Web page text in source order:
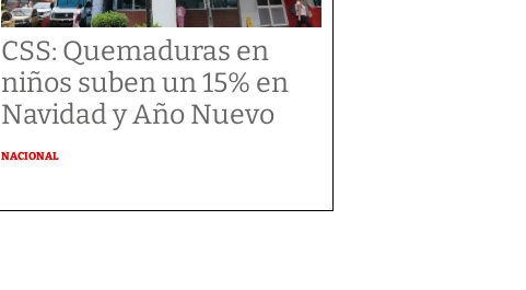
CSS: Quemaduras en
niños suben un 15% en
Navidad y Año Nuevo
NACIONAL